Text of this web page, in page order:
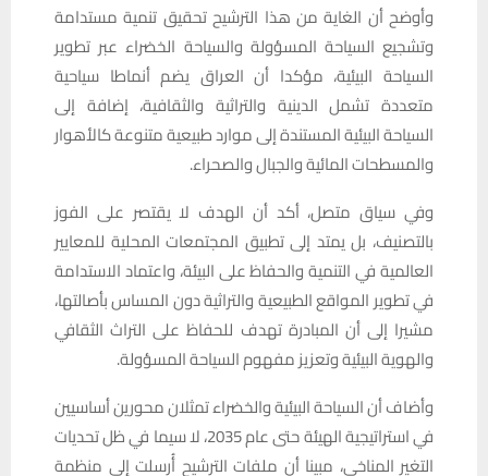
وأوضح أن الغاية من هذا الترشيح تحقيق تنمية مستدامة
وتشجيع السياحة المسؤولة والسياحة الخضراء عبر تطوير
السياحة البيئية، مؤكدا أن العراق يضم أنماطا سياحية
متعددة تشمل الدينية والتراثية والثقافية، إضافة إلى
السياحة البيئية المستندة إلى موارد طبيعية متنوعة كالأهوار
والمسطحات المائية والجبال والصحراء.
وفي سياق متصل، أكد أن الهدف لا يقتصر على الفوز
بالتصنيف، بل يمتد إلى تطبيق المجتمعات المحلية للمعايير
العالمية في التنمية والحفاظ على البيئة، واعتماد الاستدامة
في تطوير المواقع الطبيعية والتراثية دون المساس بأصالتها،
مشيرا إلى أن المبادرة تهدف للحفاظ على التراث الثقافي
والهوية البيئية وتعزيز مفهوم السياحة المسؤولة.
وأضاف أن السياحة البيئية والخضراء تمثلان محورين أساسيين
في استراتيجية الهيئة حتى عام 2035، لا سيما في ظل تحديات
التغير المناخي، مبينا أن ملفات الترشيح أُرسلت إلى منظمة